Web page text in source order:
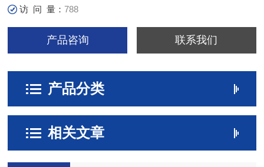
访 问 量：788
产品咨询 联系我们
产品分类
相关文章